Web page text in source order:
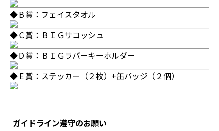
◆Ｂ賞：フェイスタオル
◆Ｃ賞：ＢＩＧサコッシュ
◆Ｄ賞：ＢＩＧラバーキーホルダー
◆Ｅ賞：ステッカー（２枚）+缶バッジ（２個）
ガイドライン遵守のお願い